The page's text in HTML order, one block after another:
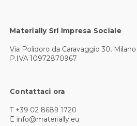
Materially Srl Impresa Sociale
Via Polidoro da Caravaggio 30,
P.IVA 10972870967
Contattaci ora
T +39 02 8689 1720
E info@materially.eu